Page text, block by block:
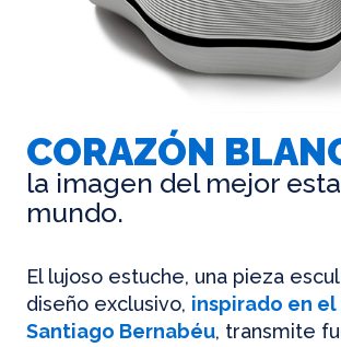
CORAZÓN
la imagen del mejor
mundo.
El lujoso estuche, una pieza
diseño exclusivo, inspirado en el
Santiago Bernabéu, transmite